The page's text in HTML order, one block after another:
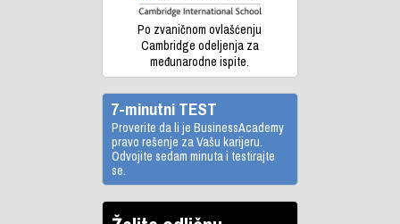
Po zvaničnom ovlašćenju
Cambridge odeljenja za
međunarodne ispite.
7-minutni TEST
Proverite da li je BusinessAcademy
pravo rešenje za Vašu karijeru.
Odvojite sedam minuta i testirajte
se.